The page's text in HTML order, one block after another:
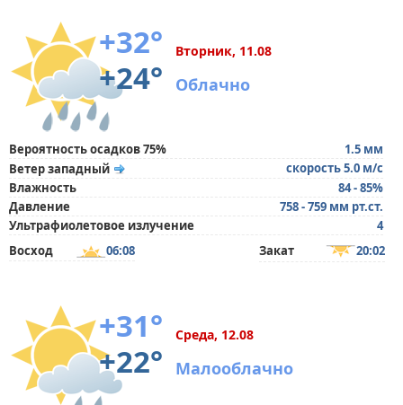
+32°
+24°
Вторник, 11.08
Облачно
Вероятность осадков 75%
1.5 мм
Ветер западный
скорость 5.0 м/с
Влажность
84 - 85%
Давление
758 - 759 мм рт.ст.
Ультрафиолетовое излучение
4
Восход
06:08 Закат 20:02
+31°
+22°
Среда, 12.08
Малооблачно